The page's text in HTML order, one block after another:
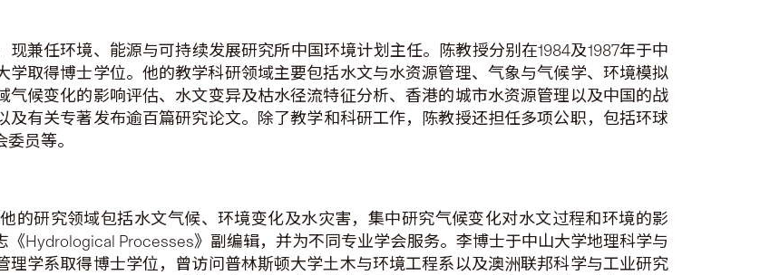
兼任环境、能源与可持续发展研究所中国环境计划主任。陈教授分别在1984及1987年于中
学取得博士学位。他的教学科研领域主要包括水文与水资源管理、气象与气候学、环境模拟
候变化的影响评估、水文变异及枯水径流特征分析、香港的城市水资源管理以及中国的战
及有关专著发布逾百篇研究论文。除了教学和科研工作，陈教授还担任多项公职，包括环球
员等。
的研究领域包括水文气候、环境变化及水灾害，集中研究气候变化对水文过程和环境的影
Hydrological Processes》副编辑，并为不同专业学会服务。李博士于中山大学地理科学与
学系取得博士学位，曾访问普林斯顿大学土木与环境工程系以及澳洲联邦科学与工业研究